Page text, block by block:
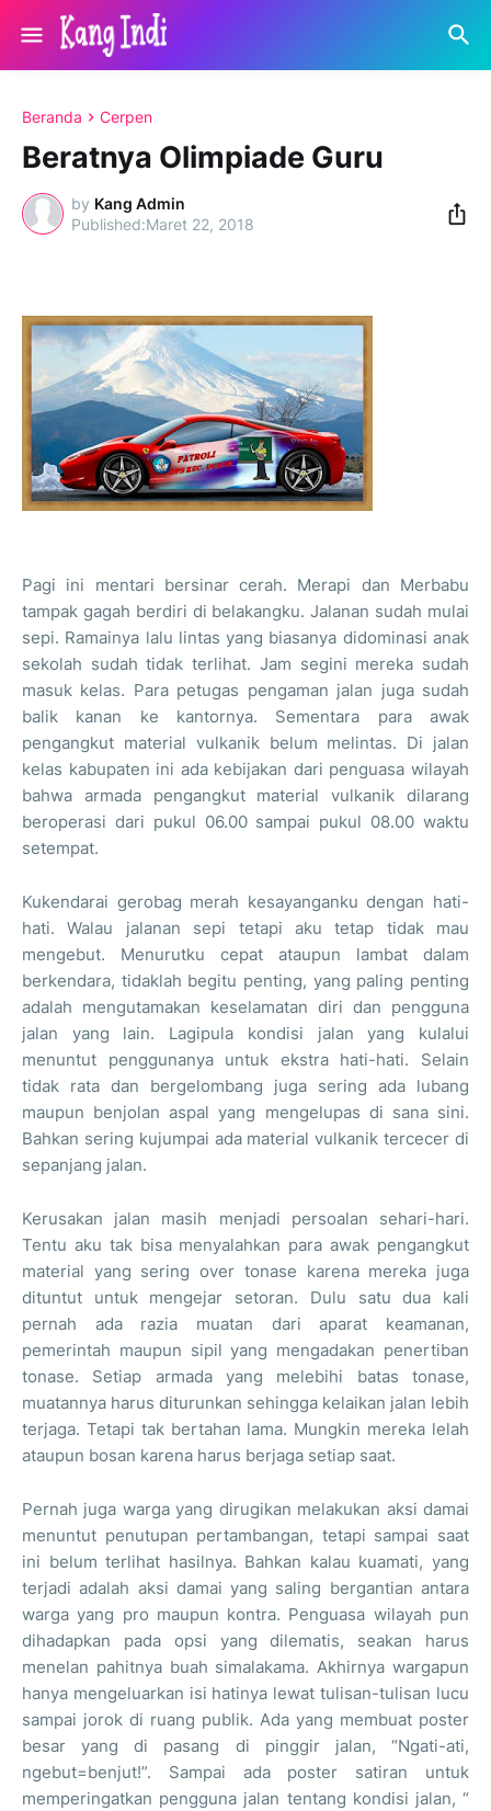
Beranda Cerpen
Beratnya Olimpiade Guru
by Kang Admin
Maret 22, 2018
Pagi ini mentari bersinar cerah. Merapi dan Merbabu
tampak gagah berdiri di belakangku. Jalanan sudah mulai
sepi. Ramainya lalu lintas yang biasanya didominasi anak
sekolah sudah tidak terlihat. Jam segini mereka sudah
masuk kelas. Para petugas pengaman jalan juga sudah
balik kanan ke kantornya. Sementara para awak
pengangkut material vulkanik belum melintas. Di jalan
kelas kabupaten ini ada kebijakan dari penguasa wilayah
bahwa armada pengangkut material vulkanik dilarang
beroperasi dari pukul 06.00 sampai pukul 08.00 waktu
setempat.
Kukendarai gerobag merah kesayanganku dengan hati-
hati. Walau jalanan sepi tetapi aku tetap tidak mau
mengebut. Menurutku cepat ataupun lambat dalam
berkendara, tidaklah begitu penting, yang paling penting
adalah mengutamakan keselamatan diri dan pengguna
jalan yang lain. Lagipula kondisi jalan yang kulalui
menuntut penggunanya untuk ekstra hati-hati. Selain
tidak rata dan bergelombang juga sering ada lubang
maupun benjolan aspal yang mengelupas di sana sini.
Bahkan sering kujumpai ada material vulkanik tercecer di
sepanjang jalan.
Kerusakan jalan masih menjadi persoalan sehari-hari.
Tentu aku tak bisa menyalahkan para awak pengangkut
material yang sering over tonase karena mereka juga
dituntut untuk mengejar setoran. Dulu satu dua kali
pernah ada razia muatan dari aparat keamanan,
pemerintah maupun sipil yang mengadakan penertiban
tonase. Setiap armada yang melebihi batas tonase,
muatannya harus diturunkan sehingga kelaikan jalan lebih
terjaga. Tetapi tak bertahan lama. Mungkin mereka lelah
ataupun bosan karena harus berjaga setiap saat.
Pernah juga warga yang dirugikan melakukan aksi damai
menuntut penutupan pertambangan, tetapi sampai saat
ini belum terlihat hasilnya. Bahkan kalau kuamati, yang
terjadi adalah aksi damai yang saling bergantian antara
warga yang pro maupun kontra. Penguasa wilayah pun
dihadapkan pada opsi yang dilematis, seakan harus
menelan pahitnya buah simalakama. Akhirnya wargapun
hanya mengeluarkan isi hatinya lewat tulisan-tulisan lucu
sampai jorok di ruang publik. Ada yang membuat poster
besar yang di pasang di pinggir jalan, “Ngati-ati,
ngebut=benjut!”. Sampai ada poster satiran untuk
memperingatkan pengguna jalan tentang kondisi jalan, “